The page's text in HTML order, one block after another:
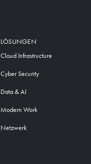
LÖSUNGEN
Cloud Infrastructure
Cyber Security
Data & AI
Modern Work
Netzwerk